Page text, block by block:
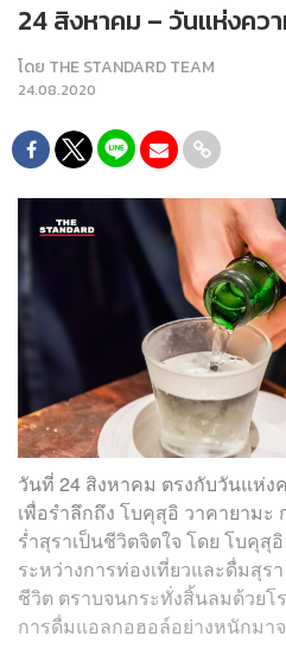
24 สิงหาคม – วันแห่งคว
โดย THE STANDARD TEAM
24.08.2020
วันที่ 24 สิงหาคม ตรงกับวันแห่
เพื่อรำลึกถึง โบคุสุอิ วาคายามะ
ร่ำสุราเป็นชีวิตจิตใจ โดย โบคุสุ
ระหว่างการท่องเที่ยวและดื่มสุร
ชีวิต ตราบจนกระทั่งสิ้นลมด้วยโ
การดื่มแอลกอฮอล์อย่างหนักมา